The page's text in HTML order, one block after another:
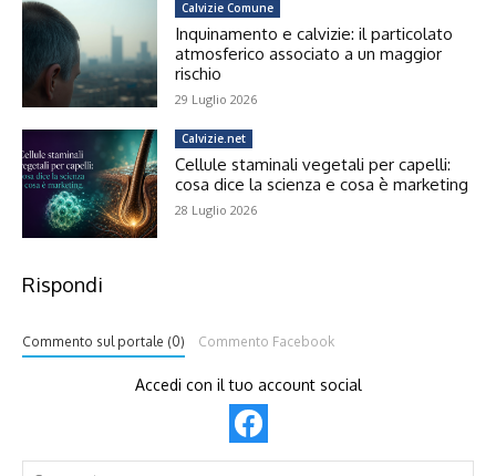
Calvizie Comune
Inquinamento e calvizie: il particolato
atmosferico associato a un maggior
rischio
29 Luglio 2026
Calvizie.net
Cellule staminali vegetali per capelli:
cosa dice la scienza e cosa è marketing
28 Luglio 2026
Rispondi
Commento sul portale (0) Commento Facebook
Accedi con il tuo account social